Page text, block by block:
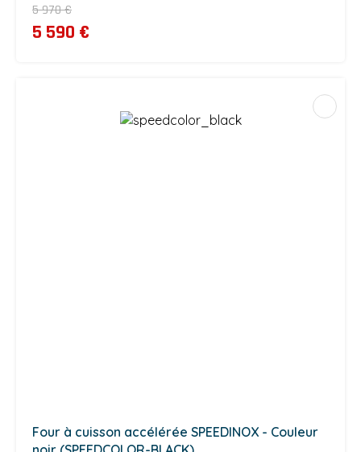
5 970 €
5 590 €
Four à cuisson accélérée SPEEDINOX - Couleur